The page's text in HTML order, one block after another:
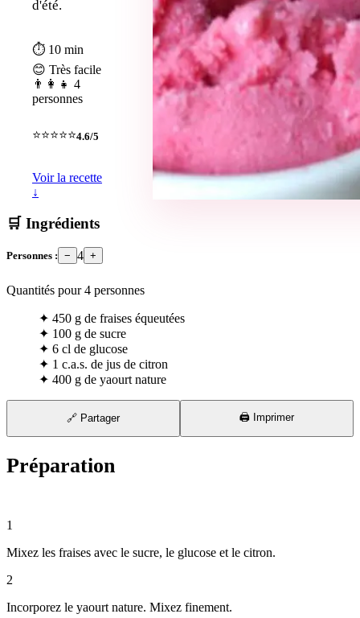
d'été.
⏱ 10 min
😊 Très facile
👨‍👩‍👧 4
personnes
⭐⭐⭐⭐⭐4.6/5
Voir la recette
↓
🛒 Ingrédients
Personnes : − 4 +
Quantités pour4 personnes
✦ 450 g de fraises équeutées
✦ 100 g de sucre
✦ 6 cl de glucose
✦ 1 c.a.s. de jus de citron
✦ 400 g de yaourt nature
🔗 Partager 🖨️ Imprimer
Préparation
1
Mixez les fraises avec le sucre, le glucose et le citron.
2
Incorporez le yaourt nature. Mixez finement.